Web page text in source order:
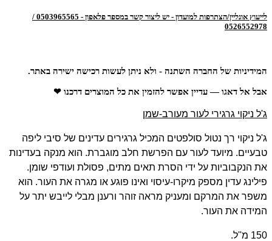
לייעוץ אונליין/הצתרפות למועדון - יש ליצור קשר במספר פלאפון - 0503965565 /
0526552978
המידיניות של החברה השתנה - ולא ניתן לעשות רכישה ישירה באתר.
אבל אל דאגו — עדיין אפשר להזמין את כל המוצרים דרכנו ❤
ג'ל ניקוי גרגירי לעור מעורב-שמן
ג'ל ניקוי רך נטול סולפטים המכיל גרגירים עדינים של סיבי ליפה
טבעיים. מיועד לעור עם הפרשת חלב מוגברת. הוא מנקה בעדינות
את הנקבוביות על ידי הסרת תאים מתים, פסולת ועודפי שומן.
פילינג עדין מספק מיקרו-עיסוי ואינו פוגע או מגרה את העור. הוא
משפר את המרקם ומעניק מראה זוהר ורענן מבלי לייבש יתר על
המידה את העור.
150 מ''ל.